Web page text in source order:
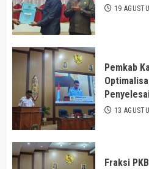
19
Pemkab
13
Fraksi